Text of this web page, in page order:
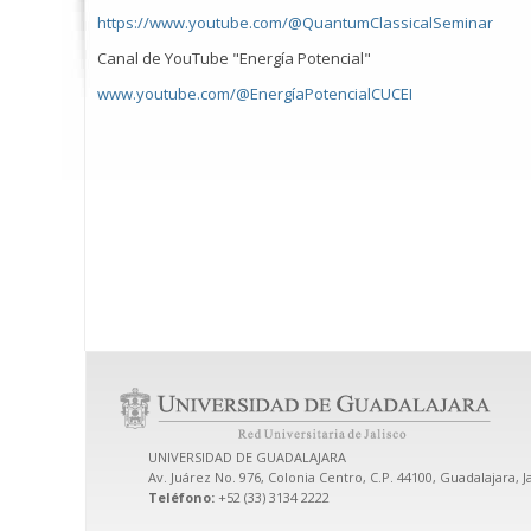
https://www.youtube.com/@QuantumClassicalSeminar
Canal de YouTube "Energía Potencial"
www.youtube.com/@EnergíaPotencialCUCEI
UNIVERSIDAD DE GUADALAJARA
Av. Juárez No. 976, Colonia Centro, C.P. 44100, Guadalajara,
Teléfono: +52 (33) 3134 2222